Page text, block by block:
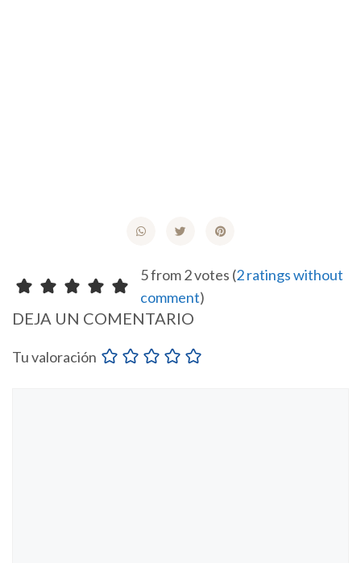
5 from 2 votes (2 ratings without
comment)
DEJA UN COMENTARIO
Tu valoración